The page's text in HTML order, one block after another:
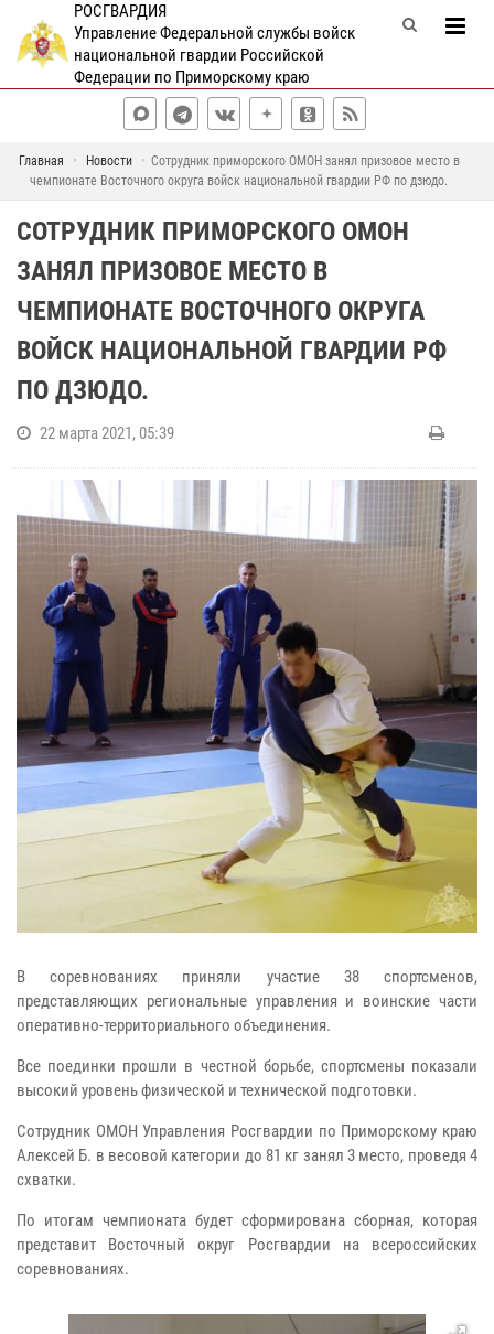
РОСГВАРДИЯ
Управление Федеральной службы войск
национальной гвардии Российской
Федерации по Приморскому краю
Главная Новости
Сотрудник приморского ОМОН занял призовое место в
чемпионате Восточного округа войск национальной гвардии РФ по дзюдо.
СОТРУДНИК ПРИМОРСКОГО ОМОН
ЗАНЯЛ ПРИЗОВОЕ МЕСТО В
ЧЕМПИОНАТЕ ВОСТОЧНОГО ОКРУГА
ВОЙСК НАЦИОНАЛЬНОЙ ГВАРДИИ РФ
ПО ДЗЮДО.
22 марта 2021, 05:39
В соревнованиях приняли участие 38 спортсменов,
представляющих региональные управления и воинские части
оперативно-территориального объединения.
Все поединки прошли в честной борьбе, спортсмены показали
высокий уровень физической и технической подготовки.
Сотрудник ОМОН Управления Росгвардии по Приморскому краю
Алексей Б. в весовой категории до 81 кг занял 3 место, проведя 4
схватки.
По итогам чемпионата будет сформирована сборная, которая
представит Восточный округ Росгвардии на всероссийских
соревнованиях.